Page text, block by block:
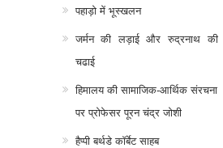
पहाड़ो में भूस्खलन
जर्मन की लड़ाई और रुद्रनाथ की
चढाई
हिमालय की सामाजिक-आर्थिक संरचना
पर प्रोफेसर पूरन चंद्र जोशी
हैप्पी बर्थडे कॉर्बेट साहब